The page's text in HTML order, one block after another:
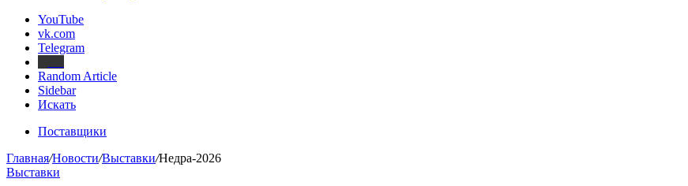
YouTube
vk.com
Telegram
Random Article
Sidebar
Искать
Поставщики
Главная/Новости/Выставки/Недра-2026
Выставки